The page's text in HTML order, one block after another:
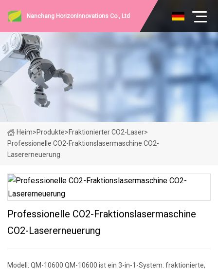
Nanchang HorizonInnovations Co., Ltd
Heim>Produkte>Fraktionierter CO2-Laser>
Professionelle CO2-Fraktionslasermaschine CO2-
Lasererneuerung
Professionelle CO2-Fraktionslasermaschine
CO2-Lasererneuerung
Modell: QM-10600 QM-10600 ist ein 3-in-1-System: fraktionierte,